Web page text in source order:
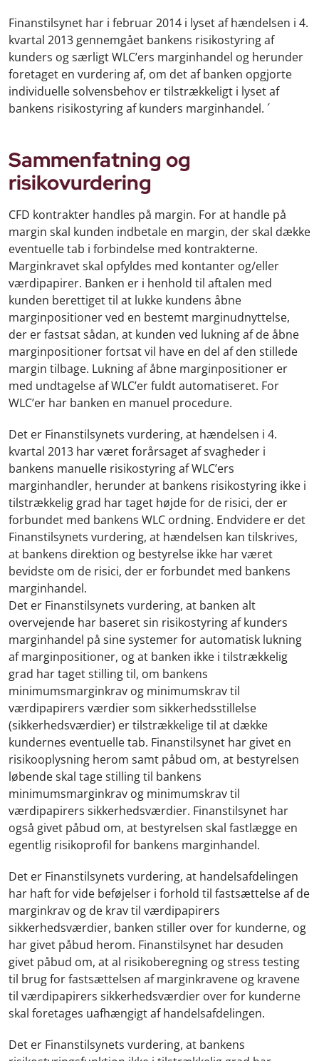
Finanstilsynet har i februar 2014 i lyset af hændelsen i 4.
kvartal 2013 gennemgået bankens risikostyring af
kunders og særligt WLC’ers marginhandel og herunder
foretaget en vurdering af, om det af banken opgjorte
individuelle solvensbehov er tilstrækkeligt i lyset af
bankens risikostyring af kunders marginhandel. ´
Sammenfatning og
risikovurdering
CFD kontrakter handles på margin. For at handle på
margin skal kunden indbetale en margin, der skal dække
eventuelle tab i forbindelse med kontrakterne.
Marginkravet skal opfyldes med kontanter og/eller
værdipapirer. Banken er i henhold til aftalen med
kunden berettiget til at lukke kundens åbne
marginpositioner ved en bestemt marginudnyttelse,
der er fastsat sådan, at kunden ved lukning af de åbne
marginpositioner fortsat vil have en del af den stillede
margin tilbage. Lukning af åbne marginpositioner er
med undtagelse af WLC’er fuldt automatiseret. For
WLC’er har banken en manuel procedure.
Det er Finanstilsynets vurdering, at hændelsen i 4.
kvartal 2013 har været forårsaget af svagheder i
bankens manuelle risikostyring af WLC’ers
marginhandler, herunder at bankens risikostyring ikke i
tilstrækkelig grad har taget højde for de risici, der er
forbundet med bankens WLC ordning. Endvidere er det
Finanstilsynets vurdering, at hændelsen kan tilskrives,
at bankens direktion og bestyrelse ikke har været
bevidste om de risici, der er forbundet med bankens
marginhandel.
Det er Finanstilsynets vurdering, at banken alt
overvejende har baseret sin risikostyring af kunders
marginhandel på sine systemer for automatisk lukning
af marginpositioner, og at banken ikke i tilstrækkelig
grad har taget stilling til, om bankens
minimumsmarginkrav og minimumskrav til
værdipapirers værdier som sikkerhedsstillelse
(sikkerhedsværdier) er tilstrækkelige til at dække
kundernes eventuelle tab. Finanstilsynet har givet en
risikooplysning herom samt påbud om, at bestyrelsen
løbende skal tage stilling til bankens
minimumsmarginkrav og minimumskrav til
værdipapirers sikkerhedsværdier. Finanstilsynet har
også givet påbud om, at bestyrelsen skal fastlægge en
egentlig risikoprofil for bankens marginhandel.
Det er Finanstilsynets vurdering, at handelsafdelingen
har haft for vide beføjelser i forhold til fastsættelse af de
marginkrav og de krav til værdipapirers
sikkerhedsværdier, banken stiller over for kunderne, og
har givet påbud herom. Finanstilsynet har desuden
givet påbud om, at al risikoberegning og stress testing
til brug for fastsættelsen af marginkravene og kravene
til værdipapirers sikkerhedsværdier over for kunderne
skal foretages uafhængigt af handelsafdelingen.
Det er Finanstilsynets vurdering, at bankens